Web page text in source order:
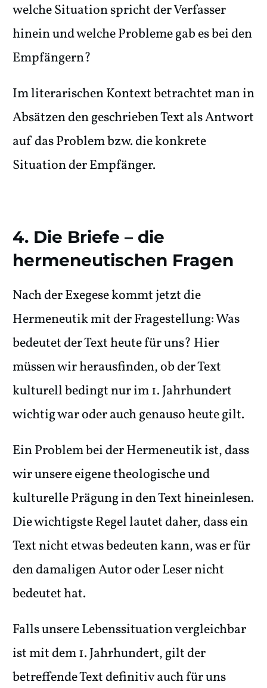
welche Situation spricht der Verfasser
hinein und welche Probleme gab es bei den
Empfängern?
Im literarischen Kontext betrachtet man in
Absätzen den geschrieben Text als Antwort
auf das Problem bzw. die konkrete
Situation der Empfänger.
4. Die Briefe – die
hermeneutischen Fragen
Nach der Exegese kommt jetzt die
Hermeneutik mit der Fragestellung: Was
bedeutet der Text heute für uns? Hier
müssen wir herausfinden, ob der Text
kulturell bedingt nur im 1. Jahrhundert
wichtig war oder auch genauso heute gilt.
Ein Problem bei der Hermeneutik ist, dass
wir unsere eigene theologische und
kulturelle Prägung in den Text hineinlesen.
Die wichtigste Regel lautet daher, dass ein
Text nicht etwas bedeuten kann, was er für
den damaligen Autor oder Leser nicht
bedeutet hat.
Falls unsere Lebenssituation vergleichbar
ist mit dem 1. Jahrhundert, gilt der
betreffende Text definitiv auch für uns